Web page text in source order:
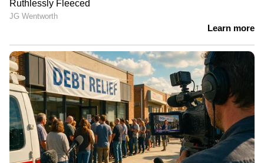
പ്രചോദനാത്മകമാണ് എന്നാണ് ഒരു
ആത്മസമർപ്പണത്തെയും
അഭിനന്ദിക്കുന്നുവെന്നും ചിലർ കുറിച്ചു.